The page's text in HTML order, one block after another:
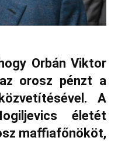
Orbán Viktor
orosz pénzt a
A
életét
maffiafőnököt,